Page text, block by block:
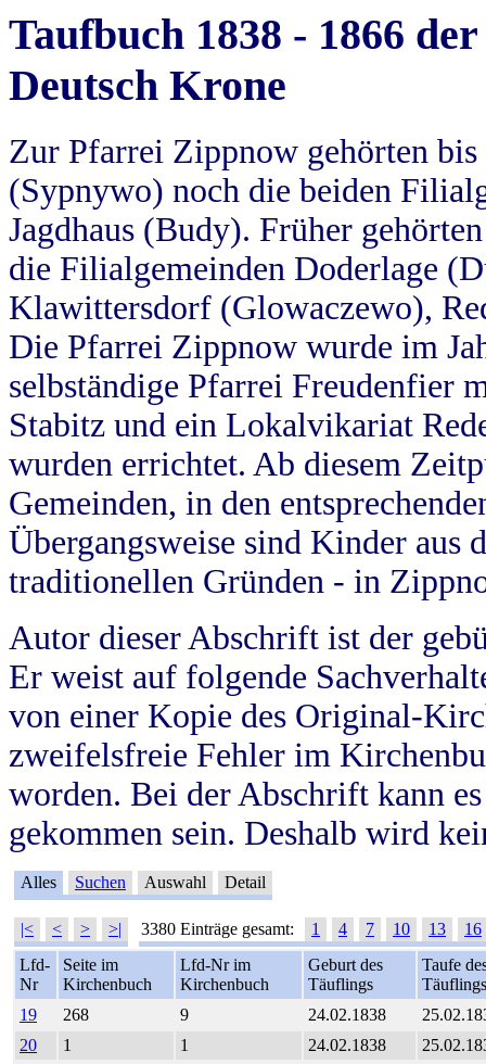
Taufbuch 1838 - 1866
Deutsch Krone
Zur Pfarrei Zippnow gehörten
(Sypnywo) noch die beiden
Jagdhaus (Budy). Früher
die Filialgemeinden Doderlage
Klawittersdorf (Glowaczewo),
Die Pfarrei Zippnow wurde im
selbständige Pfarrei Freudenfier
Stabitz und ein Lokalvikariat
wurden errichtet. Ab diesem
Gemeinden, in den
Übergangsweise sind Kinder aus
traditionellen Gründen - in
Autor dieser Abschrift ist der
Er weist auf folgende
von einer Kopie des Original-
zweifelsfreie Fehler im
worden. Bei der Abschrift kann
gekommen sein. Deshalb wird
Alles Suchen Auswahl Detail
|< < > >| 3380 Einträge gesamt: 1 4 7 10 13
16
Lfd-
Nr
Seite im
Kirchenbuch
Lfd-Nr im
Kirchenbuch
Geburt des
Täuflings
Taufe
Täuflings
19
268 9 24.02.1838
20
1 1 24.02.1838